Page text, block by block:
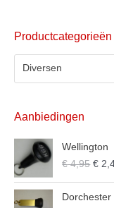
Productcategorieën
Diversen
Aanbiedingen
Wellington
€4,95 €
Dorchester